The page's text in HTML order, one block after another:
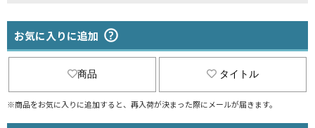
お気に入りに追加
商品 タイトル
※商品をお気に入りに追加すると、再入荷が決まった際にメールが届きます。